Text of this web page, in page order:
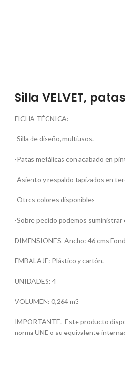
Silla VELVET,
FICHA TÉCNICA:
-Silla de diseño, multiusos.
-Patas metálicas con acabado en
-Asiento y respaldo tapizados en
-Otros colores disponibles
-Sobre pedido podemos suministrar
DIMENSIONES: Ancho: 46 cms
EMBALAJE: Plástico y cartón.
UNIDADES: 4
VOLUMEN: 0,264 m3
IMPORTANTE.- Este producto
norma UNE o su equivalente